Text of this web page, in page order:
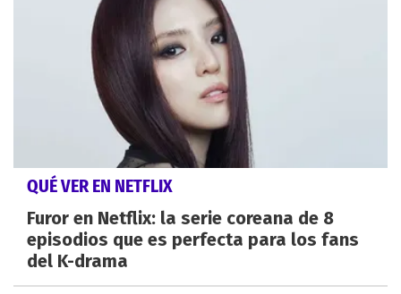
QUÉ VER EN NETFLIX
Furor en Netflix: la serie coreana de 8
episodios que es perfecta para los fans
del K-drama